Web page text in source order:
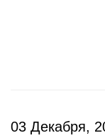
03 Декабря,